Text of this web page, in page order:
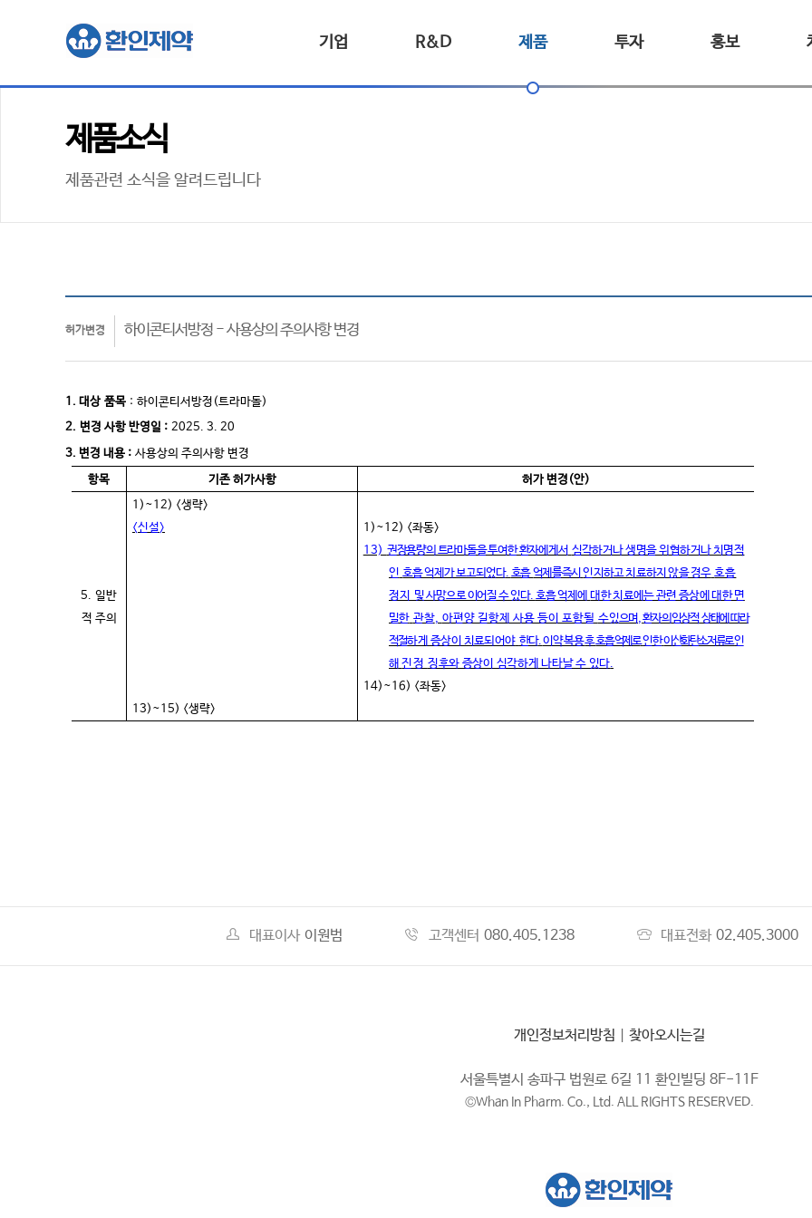
기업 R&D 제품 투자 홍보
제품소식
제품관련 소식을 알려드립니다
허가변경 하이콘티서방정 - 사용상의 주의사항 변경
1. 대상 품목 : 하이콘티서방정(트라마돌)
2. 변경 사항 반영일 : 2025. 3. 20
3. 변경 내용 : 사용상의 주의사항 변경
항목
기존 허가사항 허가 변경 (안)
5. 일반
적 주의
1)~12) <생략>
<신설>
13)~15) <생략>
1)~12) <좌동>
13) 권장용량의 트라마돌을 투여한 환자에게서 심각하거나 생명을 위협하거나 치명적
인 호흡 억제가 보고되었다. 호흡억제를 즉시 인지하고 치료하지 않을 경우 호흡
정지 및 사망으로 이어질 수 있다. 호흡 억제에 대한 치료에는 관련 증상에 대한 면
밀한 관찰, 아편양 길항제 사용 등이 포함될 수 있으며 ,환자의 임상적상태에 따라
적절하게 증상이 치료되어야 한다.이 약 복용후호흡 억제 로인한이산화탄소 저류로인
해 진정 징후와 증상이 심각하게 나타날 수 있다.
14)~16) <좌동>
대표이사 이원범 고객센터 080.405.1238 대표전화 02.405.3000
개인정보처리방침 찾아오시는길
서울특별시 송파구 법원로 6길 11 환인빌딩 8F-11F
©Whan In Pharm. Co., Ltd. ALL RIGHTS RESERVED.